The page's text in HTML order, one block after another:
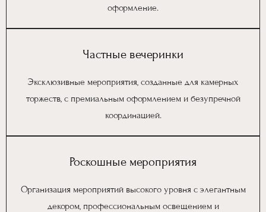
оформление.
Частные вечеринки
Эксклюзивные мероприятия, созданные для камерных
торжеств, с премиальным оформлением и безупречной
координацией.
Роскошные мероприятия
Организация мероприятий высокого уровня с элегантным
декором, профессиональным освещением и